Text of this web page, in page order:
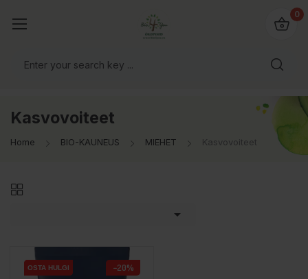
0
Kasvovoiteet
Home BIO-KAUNEUS MIEHET Kasvovoiteet

OSTA HULGI
OSTA HULGI −20%